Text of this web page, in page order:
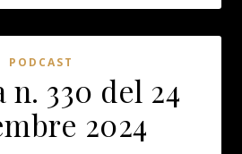
PODCAST
n. 330 del 24
2024